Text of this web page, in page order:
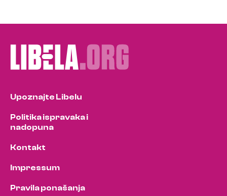
Upoznajte Libelu
Politika ispravaka i
nadopuna
Kontakt
Impressum
Pravila ponašanja